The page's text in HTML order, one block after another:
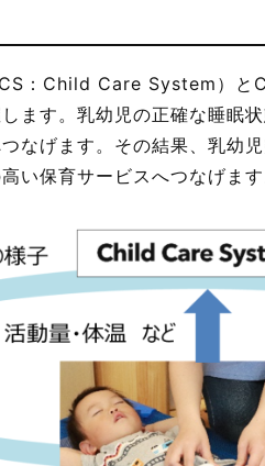
：Child Care System）と
ます。乳幼児の正確な睡眠
なげます。その結果、乳幼
い保育サービスへつなげます